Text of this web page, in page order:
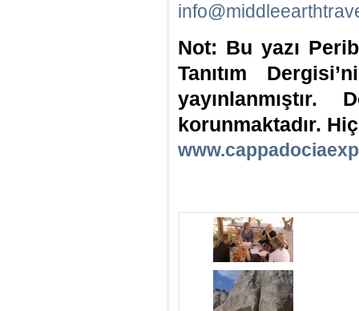
Not: Bu yazı
Tanıtım
korunmaktadır.